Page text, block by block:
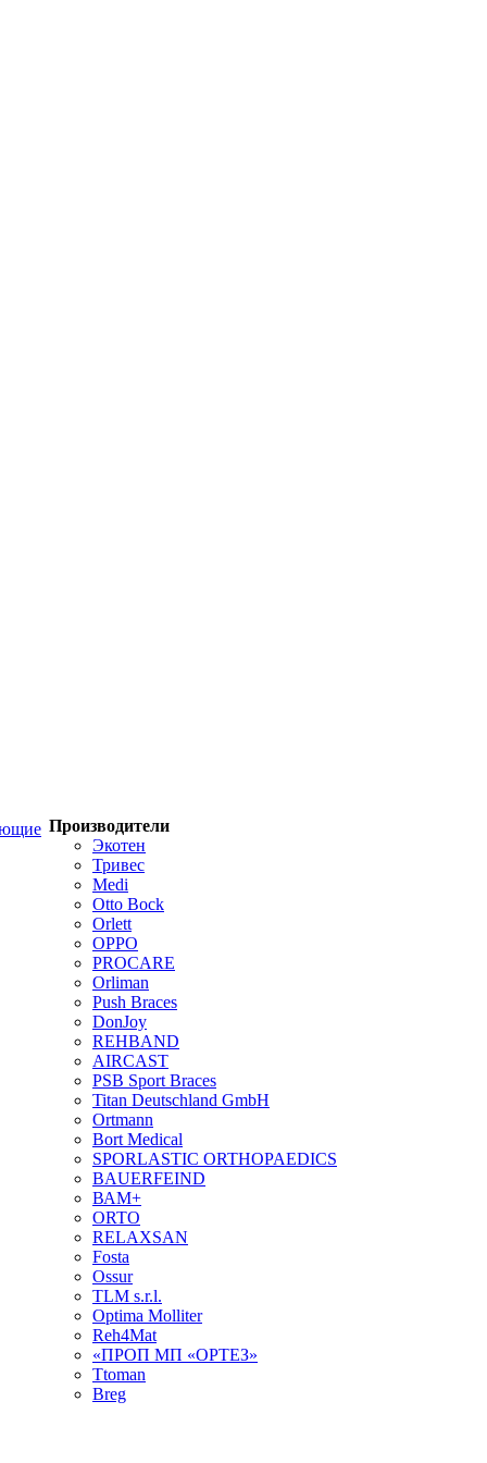
Производители
Экотен
Тривес
Medi
Otto Bock
Orlett
OPPO
PROCARE
Orliman
Push Braces
DonJoy
REHBAND
AIRCAST
PSB Sport Braces
Titan Deutschland GmbH
Ortmann
Bort Medical
SPORLASTIC ORTHOPAEDICS
BAUERFEIND
ВАМ+
ORTO
RELAXSAN
Fosta
Ossur
TLM s.r.l.
Optima Molliter
Reh4Mat
«ПРОП МП «ОРТЕЗ»
Ttoman
Breg